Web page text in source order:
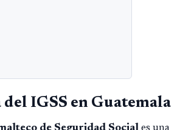
IGSS en Guatemala